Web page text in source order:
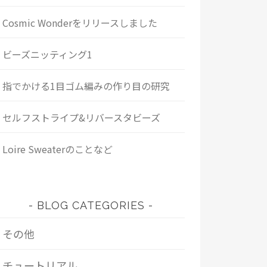
Cosmic Wonderをリリースしました
ビーズニッティング1
指でかける1目ゴム編みの作り目の研究
セルフストライプ&リバースタビーズ
Loire Sweaterのことなど
BLOG CATEGORIES
その他